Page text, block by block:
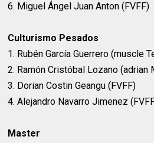
6. Miguel Ángel Juan Anton (FVFF)
Culturismo Pesados
1. Rubén García Guerrero (muscle
2. Ramón Cristóbal Lozano (adrian
3. Dorian Costin Geangu (FVFF)
4. Alejandro Navarro Jimenez
Master